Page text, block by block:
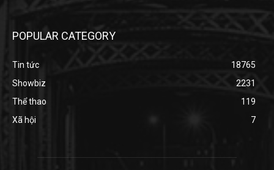
POPULAR CATEGORY
Tin tức
18765
Showbiz
2231
Thể thao
119
Xã hội
7